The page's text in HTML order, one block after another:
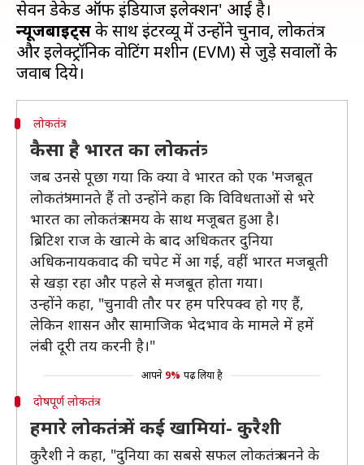
न्यूजबाइट्सके साथ इंटरव्यू में उन्होंने चुनाव, लोकतंत्र
और इलेक्ट्रॉनिक वोटिंग मशीन (EVM) से जुड़े सवालों के
लोकतंत्र
कैसा है भारत का लोकतंत्र
जब उनसे पूछा गया कि क्या वे भारत को एक 'मजबूत
लोकतंत्र' मानते हैं तो उन्होंने कहा कि विविधताओं से भरे
भारत का लोकतंत्र समय के साथ मजूबत हुआ है।
ब्रिटिश राज के खात्मे के बाद अधिकतर दुनिया
अधिकनायकवाद की चपेट में आ गई, वहीं भारत मजबूती
से खड़ा रहा और पहले से मजबूत होता गया।
उन्होंने कहा, "चुनावी तौर पर हम परिपक्व हो गए हैं,
लेकिन शासन और सामाजिक भेदभाव के मामले में हमें
लंबी दूरी तय करनी है।"
आपने 9% पढ़ लिया है
दोषपूर्ण लोकतंत्र
हमारे लोकतंत्र में कई खामियां- कुरैशी
कुरैशी ने कहा, "दुनिया का सबसे सफल लोकतंत्र बनने के